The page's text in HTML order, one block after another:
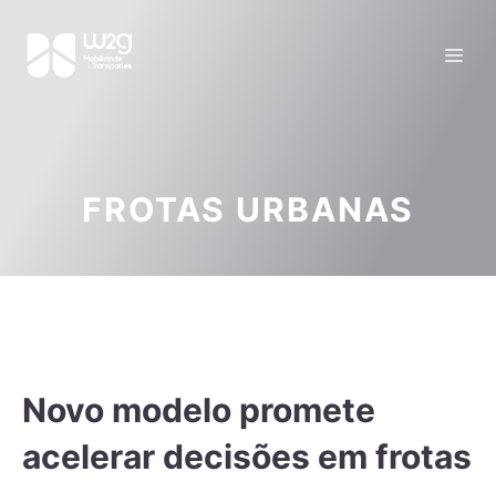
FROTAS URBANAS
Novo modelo promete
acelerar decisões em frotas